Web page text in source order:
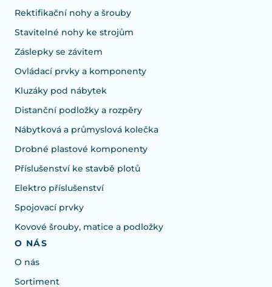
Rektifikační nohy a šrouby
Stavitelné nohy ke strojům
Záslepky se závitem
Ovládací prvky a komponenty
Kluzáky pod nábytek
Distanční podložky a rozpěry
Nábytková a průmyslová kolečka
Drobné plastové komponenty
Příslušenství ke stavbě plotů
Elektro příslušenství
Spojovací prvky
Kovové šrouby, matice a podložky
O NÁS
O nás
Sortiment